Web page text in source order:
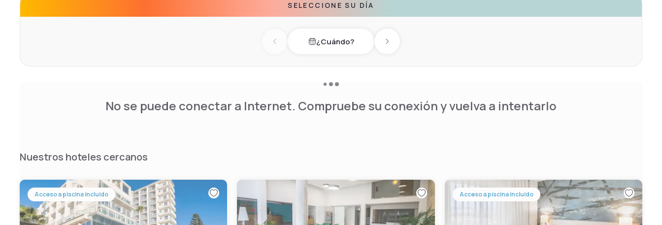
A pocos minutos de Santa Ponsa y Andratx, y a solo 20 minutos de Palma y del
aeropuerto, el Hilton Mallorca Galatzó combina bienestar, comodidad y una cuidada
SELECCIONE SU DÍA
Previous day¿Cuándo? Next day
No se puede conectar a Internet. Compruebe su conexión y vuelva a intentarlo
Nuestros hoteles cercanos
Acceso a piscina incluido Acceso a piscina incluido